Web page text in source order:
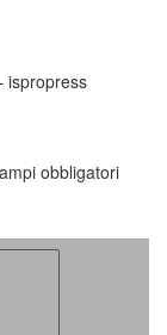
ispropress
obbligatori